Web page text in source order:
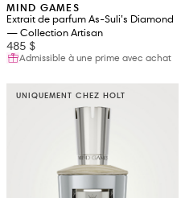
MIND GAMES
Extrait de parfum As-Suli’s Diamond
— Collection Artisan
485 $
Admissible à une prime avec achat
UNIQUEMENT CHEZ HOLT